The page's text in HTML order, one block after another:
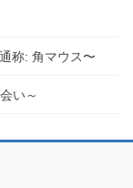
称: 角マウス〜
い～